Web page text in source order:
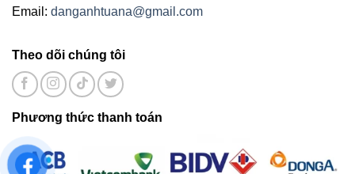
Email: danganhtuana@gmail.com
Theo dõi chúng tôi
Phương thức thanh toán